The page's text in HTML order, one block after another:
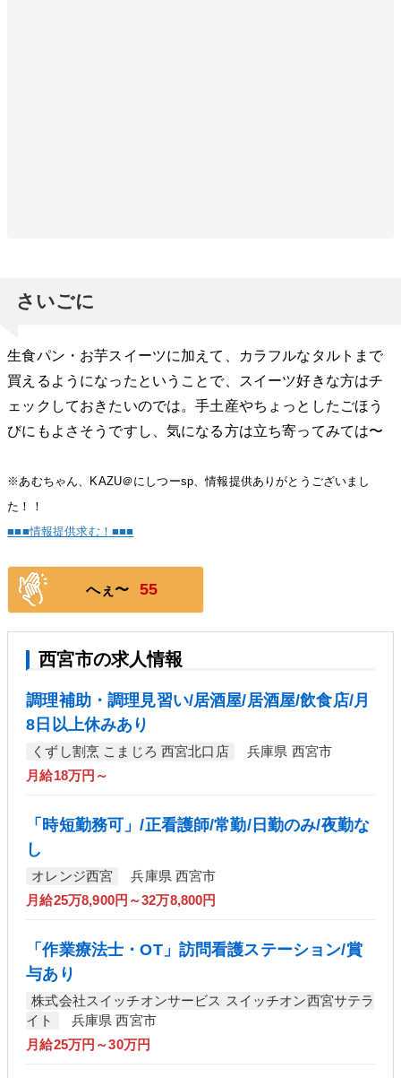
さいごに
生食パン・お芋スイーツに加えて、カラフルなタルトまで
買えるようになったということで、スイーツ好きな方はチ
ェックしておきたいのでは。手土産やちょっとしたごほう
びにもよさそうですし、気になる方は立ち寄ってみては〜
※あむちゃん、KAZU＠にしつーsp、情報提供ありがとうございまし
た！！
■■■情報提供求む！■■■
へぇ〜 55
西宮市の求人情報
調理補助・調理見習い/居酒屋/居酒屋/飲食店/月
8日以上休みあり
くずし割烹 こまじろ 西宮北口店
兵庫県 西宮市
月給18万円～
「時短勤務可」/正看護師/常勤/日勤のみ/夜勤な
し
オレンジ西宮
兵庫県 西宮市
月給25万8,900円～32万8,800円
「作業療法士・OT」訪問看護ステーション/賞
与あり
株式会社スイッチオンサービス スイッチオン西宮サテラ
イト
兵庫県 西宮市
月給25万円～30万円